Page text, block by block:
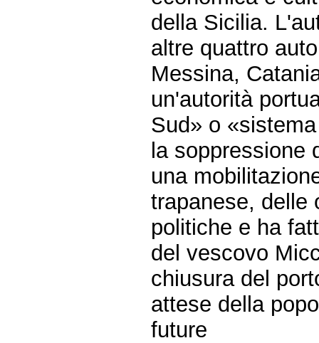
della Sicilia.
altre quattro
Messina,
un'autorità
Sud» o
la soppressione
una
trapanese, delle
politiche e ha
del vescovo
chiusura del
attese della
future